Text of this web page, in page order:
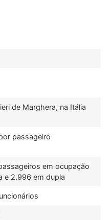
de Marghera, na Itália
passageiro
em ocupação
e 2.996 em dupla